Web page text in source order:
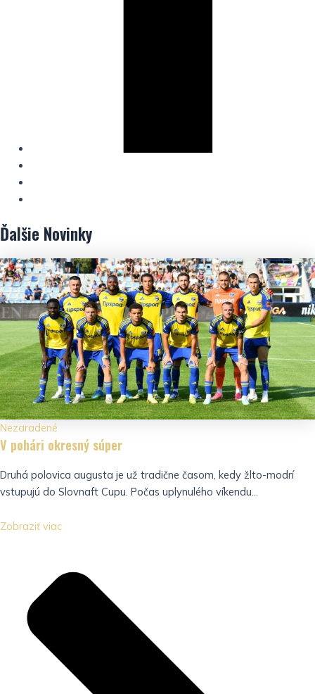
Ďalšie Novinky
Nezaradené
V pohári okresný súper
Druhá polovica augusta je už tradične časom, kedy žlto-modrí
vstupujú do Slovnaft Cupu. Počas uplynulého víkendu...
Zobraziť viac